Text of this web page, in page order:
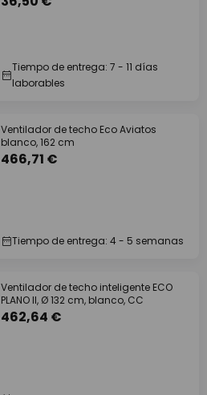
Tiempo de entrega: 7 - 11 días
laborables
Ventilador de techo Eco Aviatos
blanco, 162 cm
466,71 €
Tiempo de entrega: 4 - 5 semanas
Ventilador de techo inteligente ECO
PLANO II, Ø 132 cm, blanco, CC
462,64 €